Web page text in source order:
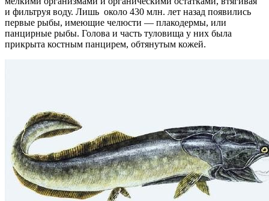
и фильтруя воду. Лишь около 430 млн. лет назад появились
первые рыбы, имеющие челюсти — плакодермы, или
панцирные рыбы. Голова и часть туловища у них была
прикрыта костным панцирем, обтянутым кожей.